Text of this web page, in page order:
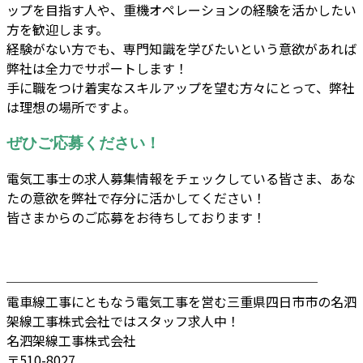
ップを目指す人や、重機オペレーションの経験を活かしたい
方を歓迎します。
経験がない方でも、専門知識を学びたいという意欲があれば
弊社は全力でサポートします！
手に職をつけ着実なスキルアップを望む方々にとって、弊社
は理想の場所ですよ。
ぜひご応募ください！
電気工事士の求人募集情報をチェックしている皆さま、あな
たの意欲を弊社で存分に活かしてください！
皆さまからのご応募をお待ちしております！
────────────────────────
電車線工事にともなう電気工事を営む三重県四日市市の名泗
架線工事株式会社ではスタッフ求人中！
名泗架線工事株式会社